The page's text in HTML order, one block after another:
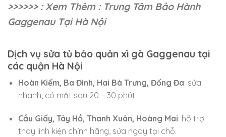
>>>>>> : Xem Thêm : Trung Tâm Bảo Hành
Gaggenau Tại Hà Nội
Dịch vụ sửa tủ bảo quản xì gà Gaggenau tại
các quận Hà Nội
Hoàn Kiếm, Ba Đình, Hai Bà Trưng, Đống Đa: sửa
nhanh, có mặt sau 20 – 30 phút.
Cầu Giấy, Tây Hồ, Thanh Xuân, Hoàng Mai: hỗ trợ
thay linh kiện chính hãng, sửa ngay tại chỗ.